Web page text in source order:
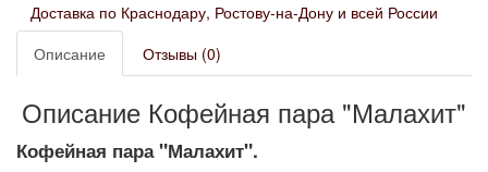
Доставка по Краснодару, Ростову-на-Дону и всей России
Описание
Отзывы (0)
Описание Кофейная пара "Малахит"
Кофейная пара "Малахит".